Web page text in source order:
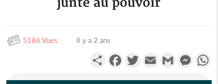
junte au pouvoir
5186 Vues Il y a 2 ans
PartagerFacebookTwitterEmail Gmail